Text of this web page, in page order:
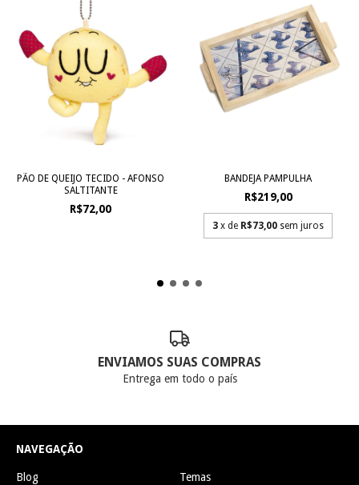
PÃO DE QUEIJO TECIDO - AFONSO
SALTITANTE
R$72,00
BANDEJA PAMPULHA
R$219,00
3 x de R$73,00 sem juros
ENVIAMOS SUAS COMPRAS
Entrega em todo o país
NAVEGAÇÃO
Blog Temas